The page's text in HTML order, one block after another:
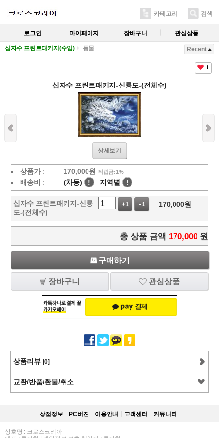
카테고리 검색
로그인 마이페이지 장바구니 관심상품
십자수 프린트패키지(수입) 동물 Recent
1
십자수 프린트패키지-신룡도-(전체수)
상세보기
상품가 : 170,000원 적립금:1%
배송비 : (차등) ! 지역별 !
십자수 프린트패키지-신룡
도-(전체수)
+1 -1 170,000원
총 상품 금액 170,000 원
구매하기
장바구니 관심상품
상품리뷰 [0]
교환/반품/환불/취소
상점정보 PC버젼 이용안내 고객센터 커뮤니티
상호명 : 크로스코리아